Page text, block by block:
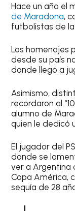
Hace un año el
de Maradona,
futbolistas de
Los homenajes
desde su país
donde llegó a
Asimismo,
recordaron al
alumno de
quien le dedicó
El jugador del
donde se
ver a Argentina
Copa América,
sequía de 28